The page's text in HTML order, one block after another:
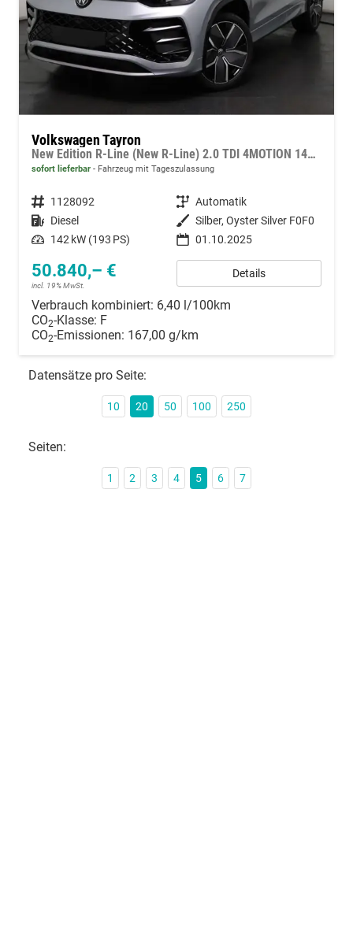
Volkswagen Tayron
New Edition R-Line (New R-Line) 2.0 TDI 4MOTION 142kW (193 PS) 7-Gang-Doppelkupplungsgetriebe DSG
sofort lieferbar Fahrzeug mit Tageszulassung
Fahrzeugnummer 1128092 Getriebe Automatik
Kraftstoff Diesel Außenfarbe Silber, Oyster Silver F0F0
Leistung 142 kW (193 PS) 01.10.2025
50.840,– €
incl. 19% MwSt.
Details
Verbrauch kombiniert: 6,40 l/100km
CO2-Klasse: F
CO2-Emissionen: 167,00 g/km
Datensätze pro Seite:
10 20 50 100 250
Seiten:
1 2 3 4 5 6 7